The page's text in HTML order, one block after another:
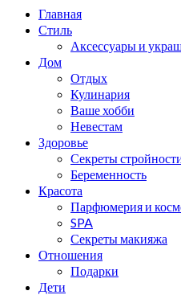
Главная
Стиль
Аксессуары и
Дом
Отдых
Кулинария
Ваше хобби
Невестам
Здоровье
Секреты
Беременность
Красота
Парфюмерия и
SPA
Секреты макияжа
Отношения
Подарки
Дети